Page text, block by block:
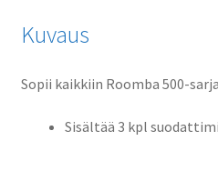
Kuvaus
Sopii kaikkiin Roomba 500-
Sisältää 3 kpl